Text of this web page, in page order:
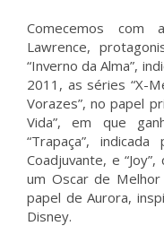
Comecemos com
Lawrence,
“Inverno da Alma”,
2011, as séries “X-
Vorazes”, no papel
Vida”, em que
“Trapaça”,
Coadjuvante, e
um Oscar de
papel de Aurora,
Disney.